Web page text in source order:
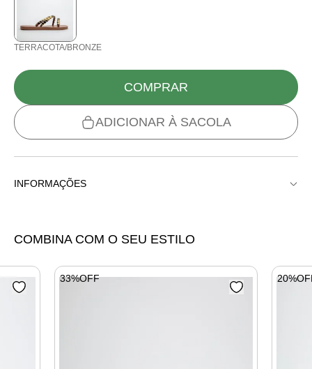
TERRACOTA/BRONZE
COMPRAR
ADICIONAR À SACOLA
INFORMAÇÕES
COMBINA COM O SEU ESTILO
33%OFF